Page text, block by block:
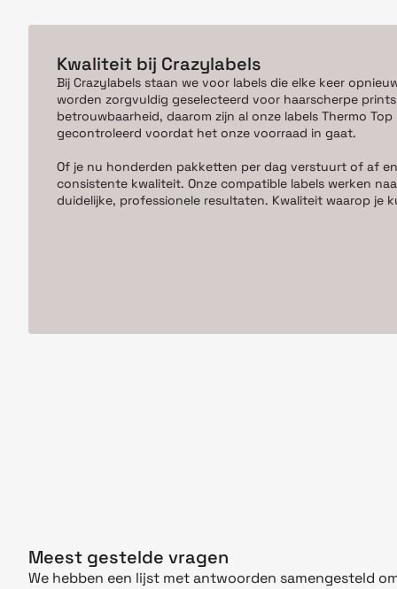
Kwaliteit bij Crazylabels
Bij Crazylabels staan we voor labels die elke keer
worden zorgvuldig geselecteerd voor haarscherpe
betrouwbaarheid, daarom zijn al onze labels Thermo
gecontroleerd voordat het onze voorraad in gaat.
Of je nu honderden pakketten per dag verstuurt of af
consistente kwaliteit. Onze compatible labels werken
duidelijke, professionele resultaten. Kwaliteit waarop je
Meest gestelde vragen
We hebben een lijst met antwoorden samengesteld